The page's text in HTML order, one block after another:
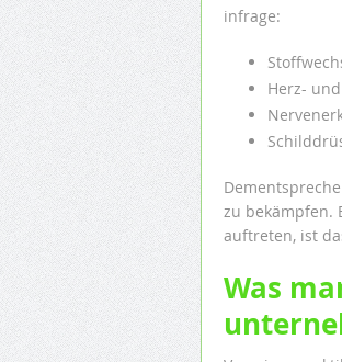
infrage:
Herz-
zu bekämpfen.
auftreten, ist
Was